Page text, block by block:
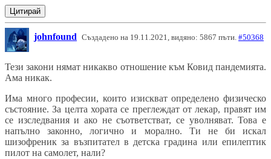
Цитирай
johnfound Създадено на 19.11.2021, видяно: 5867 пъти. #50368
Тези закони нямат никакво отношение към Ковид пандемията.
Ама никак.
Има много професии, които изискват определено физическо
състояние. За целта хората се преглеждат от лекар, правят им
се изследвания и ако не съответстват, се уволняват. Това е
напълно законно, логично и морално. Ти не би искал
шизофреник за възпитател в детска градина или епилептик
пилот на самолет, нали?